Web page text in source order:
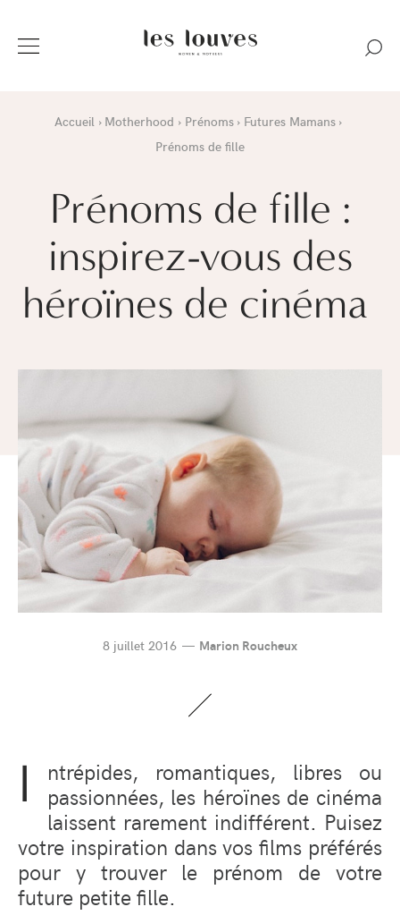
Accueil Motherhood Prénoms
Futures Mamans
Prénoms de fille
Prénoms de fille :
inspirez-vous des
héroïnes de cinéma
8 juillet 2016 Marion Roucheux
I
ntrépides, romantiques, libres ou
passionnées, les héroïnes de cinéma
laissent rarement indifférent. Puisez
votre inspiration dans vos films préférés
pour y trouver le prénom de votre
future petite fille.